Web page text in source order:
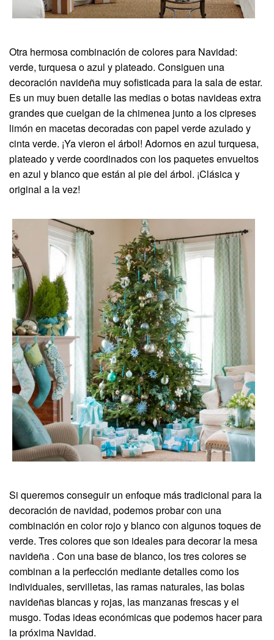
Otra hermosa combinación de colores para Navidad:
verde, turquesa o azul y plateado. Consiguen una
decoración navideña muy sofisticada para la sala de estar.
Es un muy buen detalle las medias o botas navideas extra
grandes que cuelgan de la chimenea junto a los cipreses
limón en macetas decoradas con papel verde azulado y
cinta verde. ¡Ya vieron el árbol! Adornos en azul turquesa,
plateado y verde coordinados con los paquetes envueltos
en azul y blanco que están al pie del árbol. ¡Clásica y
original a la vez!
Si queremos conseguir un enfoque más tradicional para la
decoración de navidad, podemos probar con una
combinación en color rojo y blanco con algunos toques de
verde. Tres colores que son ideales para decorar la mesa
navideña . Con una base de blanco, los tres colores se
combinan a la perfección mediante detalles como los
individuales, servilletas, las ramas naturales, las bolas
navideñas blancas y rojas, las manzanas frescas y el
musgo. Todas ideas económicas que podemos hacer para
la próxima Navidad.